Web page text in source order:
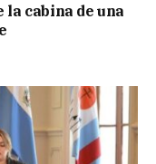
cabina de una